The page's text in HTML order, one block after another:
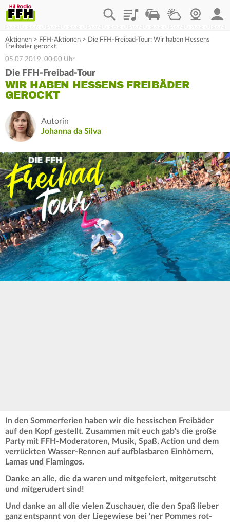
PlaylistStaupilotWetterWebcam
Aktionen > FFH-Aktionen > Die FFH-Freibad-Tour: Wir haben Hessens
Freibäder gerockt
05.07.2019, 00:00 Uhr
Die FFH-Freibad-Tour
WIR HABEN HESSENS FREIBÄDER
GEROCKT
Autorin
Johanna da Silva
In den Sommerferien haben wir die hessischen Freibäder
auf den Kopf gestellt. Zusammen mit euch gab's die große
Party mit FFH-Moderatoren, Musik, Spaß, Action und dem
verrückten Wasser-Rennen auf aufblasbaren Einhörnern,
Lamas und Flamingos.
Danke an alle, die da waren und mitgefeiert, mitgerutscht
und mitgerudert sind!
Und danke an all die vielen Zuschauer, die den Spaß lieber
ganz entspannt von der Liegewiese bei 'ner Pommes rot-